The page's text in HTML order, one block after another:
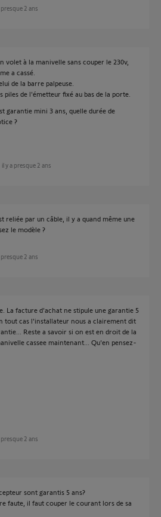
presque 2 ans
volet à la manivelle sans couper le 230v,
a cassé.
de la barre palpeuse.
piles de l'émetteur fixé au bas de la porte.
garantie mini 3 ans, quelle durée de
?
il y a presque 2 ans
reliée par un câble, il y a quand même une
le modèle ?
presque 2 ans
La facture d'achat ne stipule une garantie 5
tout cas l'installateur nous a clairement dit
Reste a savoir si on est en droit de la
cassee maintenant... Qu'en pensez-
presque 2 ans
sont garantis 5 ans?
faute, il faut couper le courant lors de sa